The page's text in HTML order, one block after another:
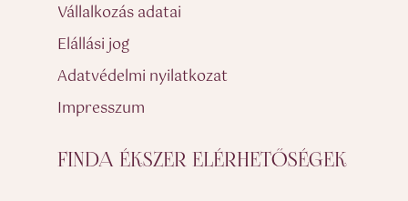
Vállalkozás adatai
Elállási jog
Adatvédelmi nyilatkozat
Impresszum
FINDA ÉKSZER ELÉRHETŐSÉGEK